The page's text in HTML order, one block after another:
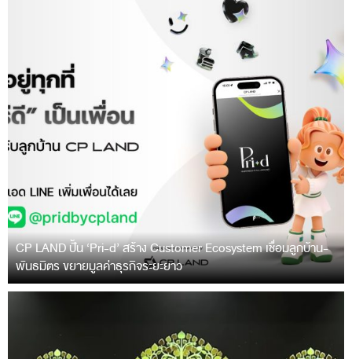
CP LAND ปั้น ‘Pri-d’ สร้าง Customer Ecosystem เชื่อมลูกบ้าน-
พันธมิตร ขยายมูลค่าธุรกิจระยะยาว